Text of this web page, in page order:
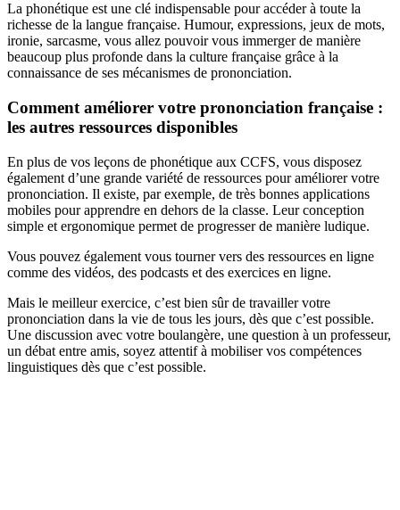
La phonétique est une clé indispensable pour accéder à toute la
richesse de la langue française. Humour, expressions, jeux de mots,
ironie, sarcasme, vous allez pouvoir vous immerger de manière
beaucoup plus profonde dans la culture française grâce à la
connaissance de ses mécanismes de prononciation.
Comment améliorer votre prononciation française :
les autres ressources disponibles
En plus de vos leçons de phonétique aux CCFS, vous disposez
également d’une grande variété de ressources pour améliorer votre
prononciation. Il existe, par exemple, de très bonnes applications
mobiles pour apprendre en dehors de la classe. Leur conception
simple et ergonomique permet de progresser de manière ludique.
Vous pouvez également vous tourner vers des ressources en ligne
comme des vidéos, des podcasts et des exercices en ligne.
Mais le meilleur exercice, c’est bien sûr de travailler votre
prononciation dans la vie de tous les jours, dès que c’est possible.
Une discussion avec votre boulangère, une question à un professeur,
un débat entre amis, soyez attentif à mobiliser vos compétences
linguistiques dès que c’est possible.